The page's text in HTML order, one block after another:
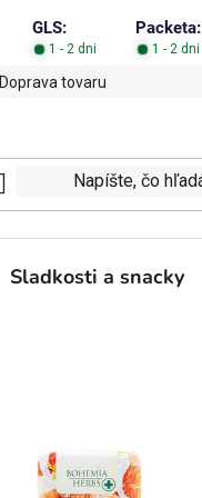
GLS: Packeta:
1 - 2 dni 1 - 2 dni
Doprava tovaru
Sladkosti a snacky